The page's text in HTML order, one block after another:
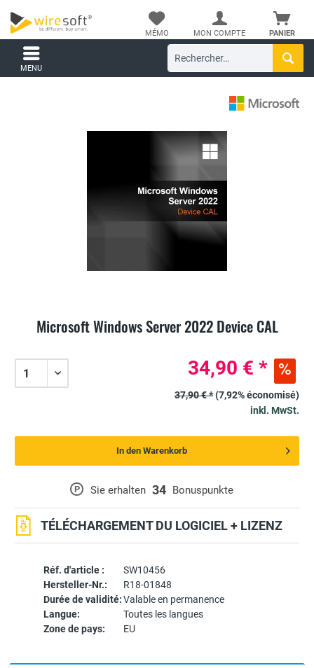
PANIER
MÉMO MON COMPTE
MENU
Microsoft Windows Server 2022 Device CAL
Réf. d'article :
SW10456
Hersteller-Nr.:
R18-01848
Durée de validité:Valable en permanence
Langue:
Toutes les langues
Zone de pays:
EU
P Sie erhalten 34 Bonuspunkte
TÉLÉCHARGEMENT DU LOGICIEL + LIZENZ
34,90 € *
37,90 € *(7,92% économisé)
inkl. MwSt.
In den Warenkorb